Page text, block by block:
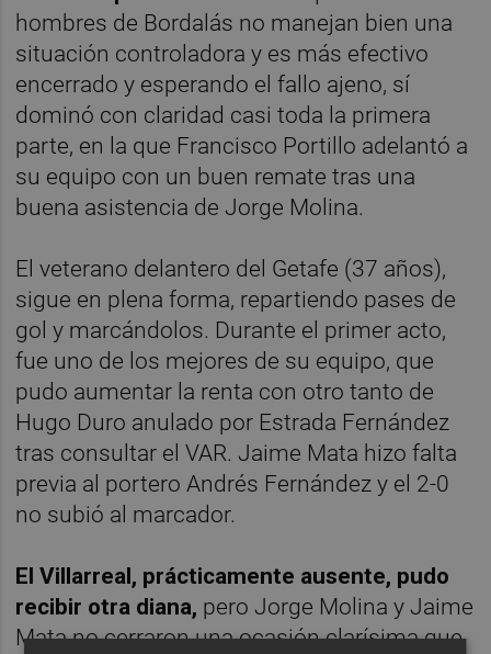
hombres de Bordalás no manejan bien una
situación controladora y es más efectivo
encerrado y esperando el fallo ajeno, sí
dominó con claridad casi toda la primera
parte, en la que Francisco Portillo adelantó a
su equipo con un buen remate tras una
buena asistencia de Jorge Molina.
El veterano delantero del Getafe (37 años),
sigue en plena forma, repartiendo pases de
gol y marcándolos. Durante el primer acto,
fue uno de los mejores de su equipo, que
pudo aumentar la renta con otro tanto de
Hugo Duro anulado por Estrada Fernández
tras consultar el VAR. Jaime Mata hizo falta
previa al portero Andrés Fernández y el 2-0
no subió al marcador.
El Villarreal, prácticamente ausente, pudo
recibir otra diana, pero Jorge Molina y Jaime
Mata no cerraron una ocasión clarísima que